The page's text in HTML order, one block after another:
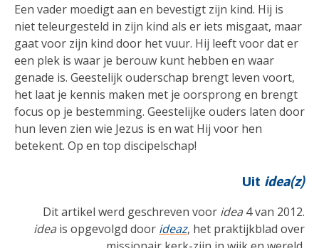
Een vader moedigt aan en bevestigt zijn kind. Hij is
niet teleurgesteld in zijn kind als er iets misgaat, maar
gaat voor zijn kind door het vuur. Hij leeft voor dat er
een plek is waar je berouw kunt hebben en waar
genade is. Geestelijk ouderschap brengt leven voort,
het laat je kennis maken met je oorsprong en brengt
focus op je bestemming. Geestelijke ouders laten door
hun leven zien wie Jezus is en wat Hij voor hen
betekent. Op en top discipelschap!
Uit idea(z)
Dit artikel werd geschreven voor idea 4 van 2012.
idea is opgevolgd door ideaz, het praktijkblad over